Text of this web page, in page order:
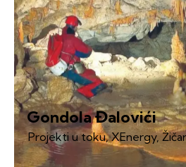
Gondola Đalovići
Projekti u toku,XEnergy,